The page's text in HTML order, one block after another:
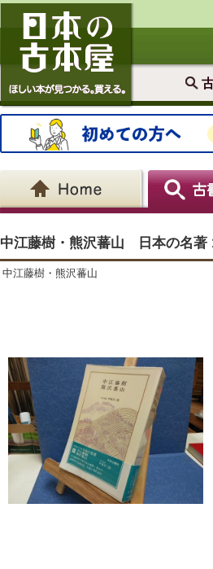
中江藤樹・熊沢蕃山 日本の名著
中江藤樹・熊沢蕃山